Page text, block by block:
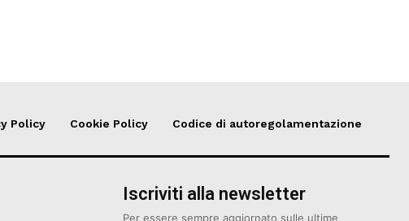
Policy Cookie Policy Codice di autoregolamentazione
Iscriviti alla newsletter
Per essere sempre aggiornato sulle ultime